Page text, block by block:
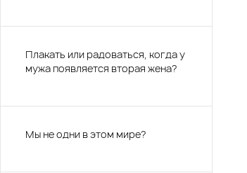
Плакать или радоваться, когда у
мужа появляется вторая жена?
Мы не одни в этом мире?